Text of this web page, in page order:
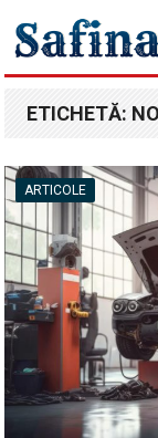
ETICHETĂ:
ARTICOLE